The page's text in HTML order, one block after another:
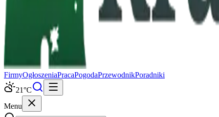
FirmyOgłoszeniaPracaPogodaPrzewodnikPoradniki
21°C
Menu